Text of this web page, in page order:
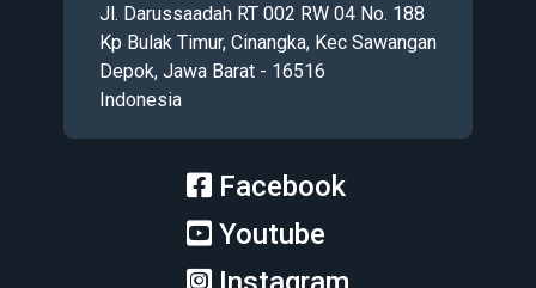
Jl. Darussaadah RT 002 RW 04 No. 188
Kp Bulak Timur, Cinangka, Kec Sawangan
Depok, Jawa Barat - 16516
Indonesia
Facebook
Youtube